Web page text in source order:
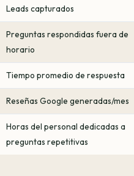
Leads capturados
Preguntas respondidas fuera de
horario
Tiempo promedio de respuesta
Reseñas Google generadas/mes
Horas del personal dedicadas a
preguntas repetitivas